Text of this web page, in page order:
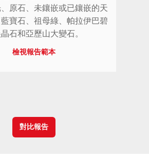
原石、未鑲嵌或已鑲嵌的天
寶石、祖母綠、帕拉伊巴碧
石和亞歷山大變石。
檢視報告範本
對比報告